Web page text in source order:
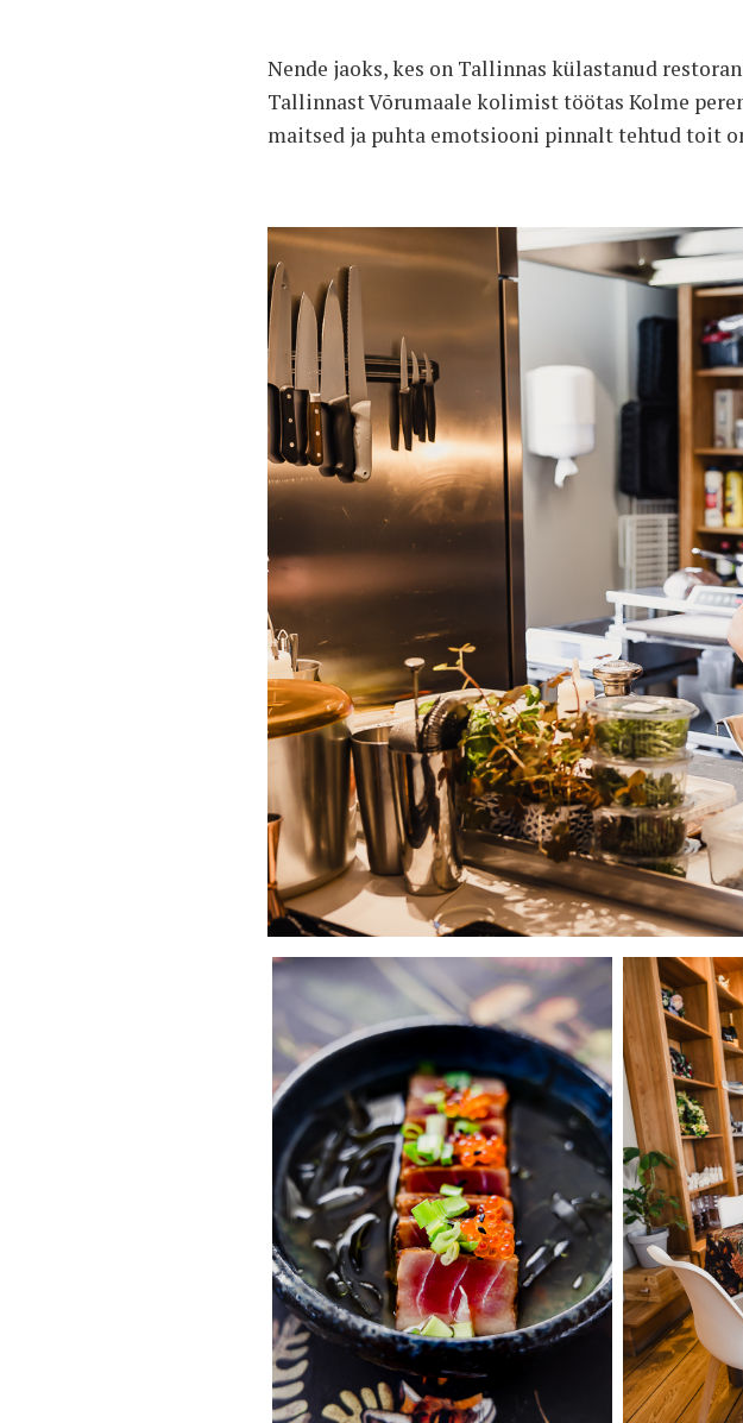
Nende jaoks, kes on Tallinnas külastanud
Tallinnast Võrumaale kolimist töötas Kolme
maitsed ja puhta emotsiooni pinnalt tehtud toit